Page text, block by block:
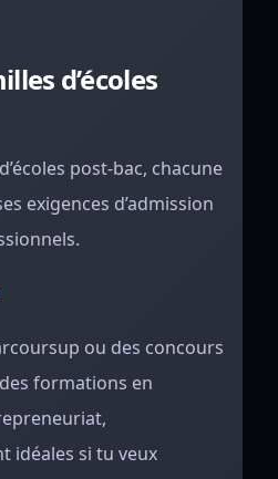
d’écoles
post-bac, chacune
exigences d’admission
ou des concours
formations en
idéales si tu veux